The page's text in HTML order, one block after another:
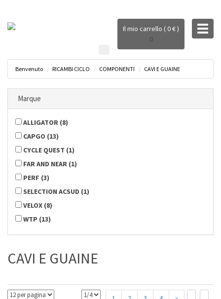
Il mio carrello ( 0 € )
0
Benvenuto RICAMBI CICLO COMPONENTI CAVI E GUAINE
Marque
ALLIGATOR (8)
CAPGO (13)
CYCLE QUEST (1)
FAR AND NEAR (1)
PERF (3)
SELECTION ACSUD (1)
VELOX (8)
WTP (13)
CAVI E GUAINE